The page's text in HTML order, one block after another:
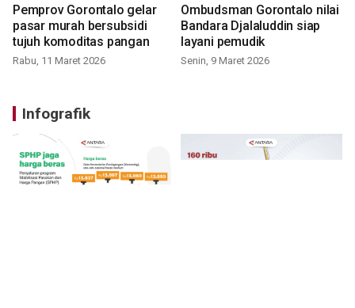
Pemprov Gorontalo gelar
pasar murah bersubsidi
tujuh komoditas pangan
Rabu, 11 Maret 2026
Ombudsman Gorontalo nilai
Bandara Djalaluddin siap
layani pemudik
Senin, 9 Maret 2026
Infografik